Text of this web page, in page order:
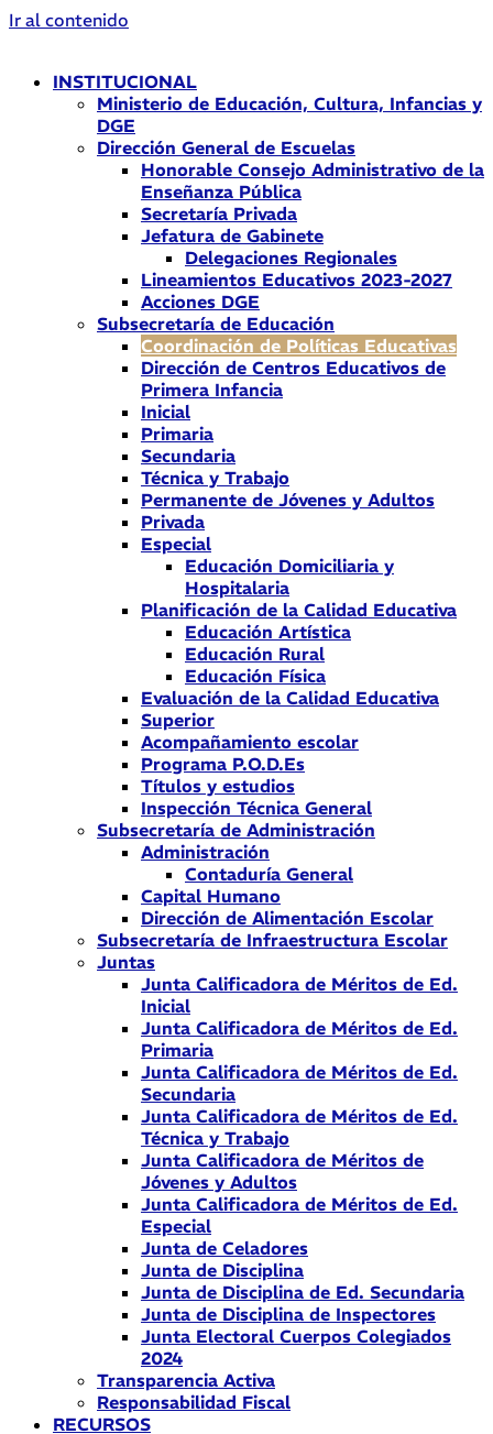
Ir al contenido
INSTITUCIONAL
Ministerio de Educación, Cultura, Infancias y
DGE
Dirección General de Escuelas
Honorable Consejo Administrativo de la
Enseñanza Pública
Secretaría Privada
Jefatura de Gabinete
Delegaciones Regionales
Lineamientos Educativos 2023-2027
Acciones DGE
Subsecretaría de Educación
Coordinación de Políticas Educativas
Dirección de Centros Educativos de
Primera Infancia
Inicial
Primaria
Secundaria
Técnica y Trabajo
Permanente de Jóvenes y Adultos
Privada
Especial
Educación Domiciliaria y
Hospitalaria
Planificación de la Calidad Educativa
Educación Artística
Educación Rural
Educación Física
Evaluación de la Calidad Educativa
Superior
Acompañamiento escolar
Programa P.O.D.Es
Títulos y estudios
Inspección Técnica General
Subsecretaría de Administración
Administración
Contaduría General
Capital Humano
Dirección de Alimentación Escolar
Subsecretaría de Infraestructura Escolar
Juntas
Junta Calificadora de Méritos de Ed.
Inicial
Junta Calificadora de Méritos de Ed.
Primaria
Junta Calificadora de Méritos de Ed.
Secundaria
Junta Calificadora de Méritos de Ed.
Técnica y Trabajo
Junta Calificadora de Méritos de
Jóvenes y Adultos
Junta Calificadora de Méritos de Ed.
Especial
Junta de Celadores
Junta de Disciplina
Junta de Disciplina de Ed. Secundaria
Junta de Disciplina de Inspectores
Junta Electoral Cuerpos Colegiados
2024
Transparencia Activa
Responsabilidad Fiscal
RECURSOS